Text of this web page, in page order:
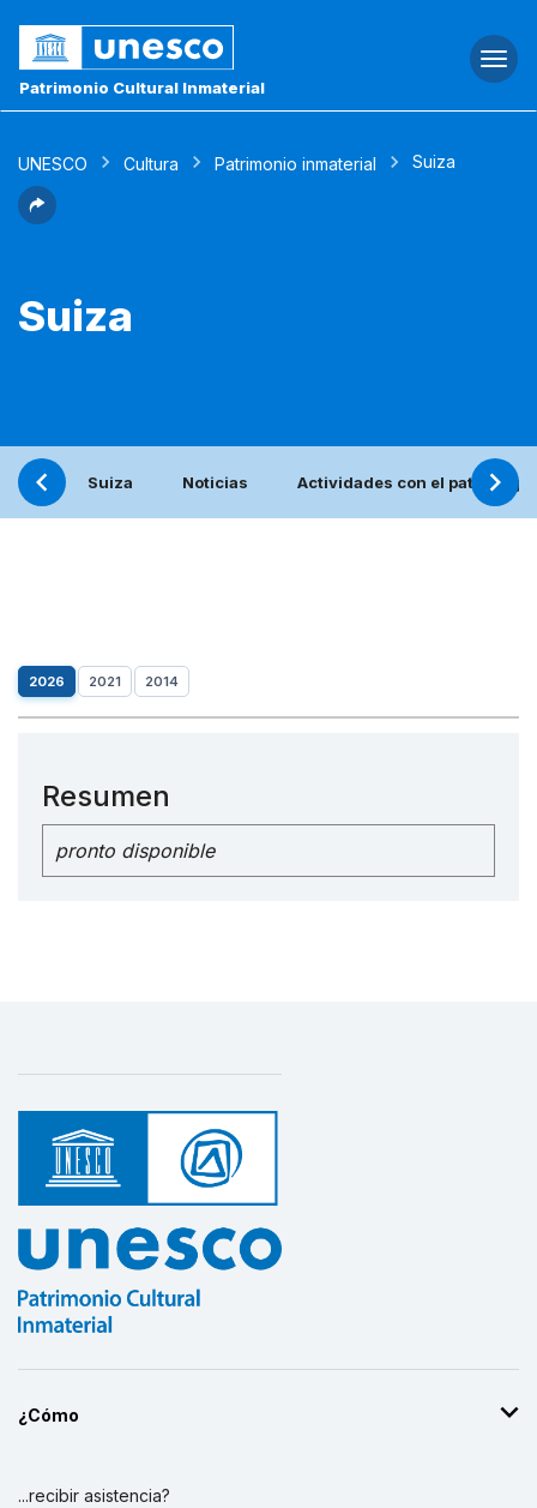
Patrimonio Cultural Inmaterial
UNESCO Cultura Patrimonio inmaterial Suiza
Suiza
Suiza Noticias Actividades con el patronage
2026 2021 2014
Resumen
pronto disponible
¿Cómo
...recibir asistencia?